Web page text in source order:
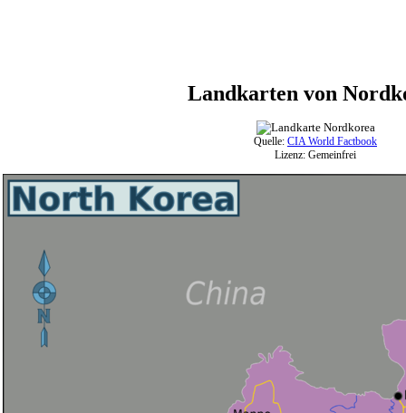
Landkarten von
Quelle: CIA World Factbook
Lizenz: Gemeinfrei